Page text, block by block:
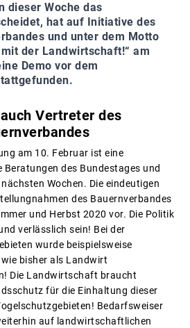
dieser Woche das
hat auf Initiative des
und unter dem Motto
der Landwirtschaft!“ am
Demo vor dem
Vertreter des
am 10. Februar ist eine
des Bundestages und
Wochen. Die eindeutigen
des Bauernverbandes
und Herbst 2020 vor. Die Politik
verlässlich sein! Bei der
wurde beispielsweise
bisher als Landwirt
Die Landwirtschaft braucht
für die Einhaltung dieser
Bedarfsweiser
auf landwirtschaftlichen